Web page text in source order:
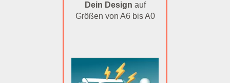
Dein Design auf
Größen von A6 bis A0